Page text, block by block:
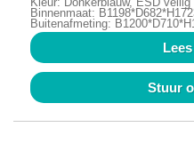
Binnenmaat:
Buitenafmeting:
Stuur